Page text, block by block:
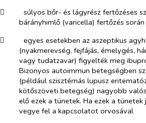
​
súlyos bőr- és lágyrész fertőzéses
bárányhimlő (varicella) fertőzés során
​
egyes esetekben az aszeptikus
(nyakmerevség, fejfájás, émelygés,
vagy tudatzavar) figyelték meg
Bizonyos autoimmun betegségben
(például szisztémás lupusz
kötőszöveti betegség) nagyobb
elő ezek a tünetek. Ha ezek a tünetek
vegye fel a kapcsolatot orvosával